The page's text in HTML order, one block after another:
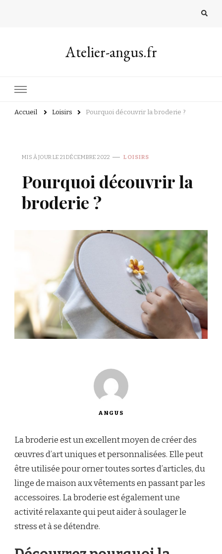
Atelier-angus.fr
Accueil Loisirs Pourquoi découvrir la broderie ?
MIS À JOUR LE 21 DÉCEMBRE 2022 LOISIRS
Pourquoi découvrir la
broderie ?
ANGUS
La broderie est un excellent moyen de créer des
œuvres d’art uniques et personnalisées. Elle peut
être utilisée pour orner toutes sortes d’articles, du
linge de maison aux vêtements en passant par les
accessoires. La broderie est également une
activité relaxante qui peut aider à soulager le
stress et à se détendre.